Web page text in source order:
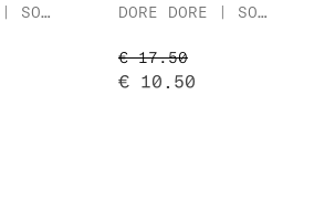
DORE DORE | SOCQUETTE MAILLE UNIE LUREX
DORE DORE | SOCQUETTE MAILLE UNIE LUREX
€ 17.50
€ 10.50